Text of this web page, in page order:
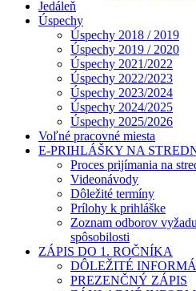
Jedáleň
Úspechy
Úspechy 2018 / 2019
Úspechy 2019 / 2020
Úspechy 2021/2022
Úspechy 2022/2023
Úspechy 2023/2024
Úspechy 2024/2025
Úspechy 2025/2026
Voľné pracovné miesta
E-PRIHLÁŠKY NA
Proces prijímania na
Videonávody
Dôležité termíny
Prílohy k prihláške
Zoznam odborov
spôsobilosti
ZÁPIS DO 1. ROČNÍKA
DÔLEŽITÉ
PREZENČNÝ ZÁPIS